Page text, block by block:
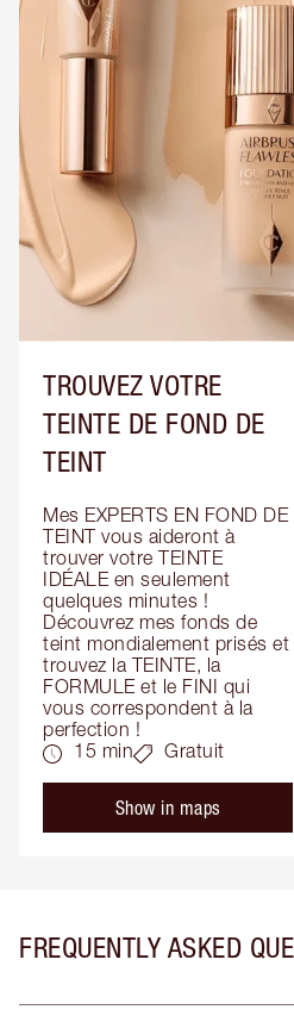
TROUVEZ VOTRE
TEINTE DE FOND DE
TEINT
Mes EXPERTS EN FOND DE
TEINT vous aideront à
trouver votre TEINTE
IDÉALE en seulement
quelques minutes !
Découvrez mes fonds de
teint mondialement prisés et
trouvez la TEINTE, la
FORMULE et le FINI qui
vous correspondent à la
perfection !
15 min
Gratuit
Show in maps
FREQUENTLY ASKED